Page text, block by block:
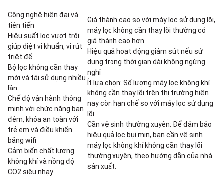
Công nghệ hiện đại và
tiên tiến
Hiệu suất lọc vượt trội
giúp diệt vi khuẩn, vi rút
triệt để
Bộ lọc không cần thay
mới và tái sử dụng nhiều
lần
Chế độ vận hành thông
minh với chức năng ban
đêm, khóa an toàn với
trẻ em và điều khiển
bằng wifi
Cảm biến chất lượng
không khí và nồng độ
CO2 siêu nhạy
Giá thành cao so với máy lọc sử dụng lõi,
máy lọc không cần thay lõi thường có
giá thành cao hơn.
Hiệu quả hoạt động giảm sút nếu sử
dụng trong thời gian dài không ngừng
nghỉ
Ít lựa chọn: Số lượng máy lọc không khí
không cần thay lõi trên thị trường hiện
nay còn hạn chế so với máy lọc sử dụng
lõi.
Cần vệ sinh thường xuyên: Để đảm bảo
hiệu quả lọc bụi mịn, bạn cần vệ sinh
máy lọc không khí không cần thay lõi
thường xuyên, theo hướng dẫn của nhà
sản xuất.